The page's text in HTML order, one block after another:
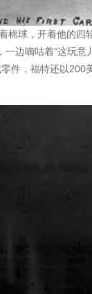
棉球，开着他的
边嘀咕着“这玩
件，福特还以200